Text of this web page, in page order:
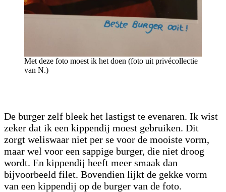
Met deze foto moest ik het doen (foto uit privécollectie
van N.)
De burger zelf bleek het lastigst te evenaren. Ik wist
zeker dat ik een kippendij moest gebruiken. Dit
zorgt weliswaar niet per se voor de mooiste vorm,
maar wel voor een sappige burger, die niet droog
wordt. En kippendij heeft meer smaak dan
bijvoorbeeld filet. Bovendien lijkt de gekke vorm
van een kippendij op de burger van de foto.